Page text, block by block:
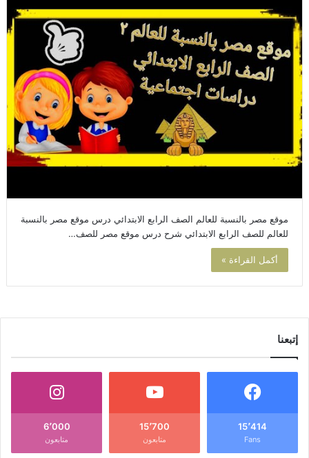
موقع مصر بالنسبة للعالم الصف الرابع الابتدائي درس موقع مصر بالنسبة
للعالم للصف الرابع الابتدائي شرح درس موقع مصر للصف…
أكمل القراءة »
إتبعنا
15٬414
Fans
15٬700
متابعون
6٬000
متابعون